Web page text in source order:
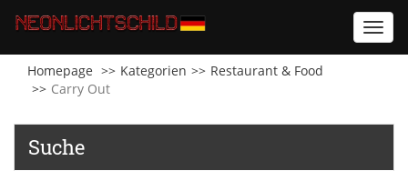
Homepage
Kategorien
Restaurant & Food
Carry Out
Suche